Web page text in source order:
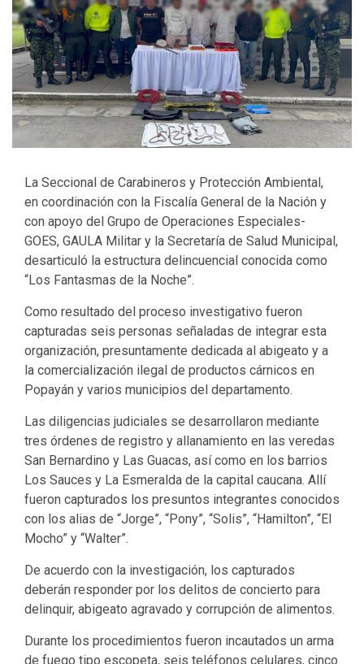
La Seccional de Carabineros y Protección Ambiental,
en coordinación con la Fiscalía General de la Nación y
con apoyo del Grupo de Operaciones Especiales-
GOES, GAULA Militar y la Secretaría de Salud Municipal,
desarticuló la estructura delincuencial conocida como
“Los Fantasmas de la Noche”.
Como resultado del proceso investigativo fueron
capturadas seis personas señaladas de integrar esta
organización, presuntamente dedicada al abigeato y a
la comercialización ilegal de productos cárnicos en
Popayán y varios municipios del departamento.
Las diligencias judiciales se desarrollaron mediante
tres órdenes de registro y allanamiento en las veredas
San Bernardino y Las Guacas, así como en los barrios
Los Sauces y La Esmeralda de la capital caucana. Allí
fueron capturados los presuntos integrantes conocidos
con los alias de “Jorge”, “Pony”, “Solis”, “Hamilton”, “El
Mocho” y “Walter”.
De acuerdo con la investigación, los capturados
deberán responder por los delitos de concierto para
delinquir, abigeato agravado y corrupción de alimentos.
Durante los procedimientos fueron incautados un arma
de fuego tipo escopeta, seis teléfonos celulares, cinco